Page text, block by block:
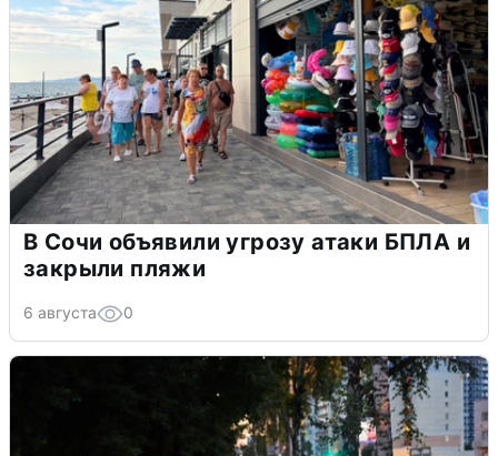
В Сочи объявили угрозу атаки БПЛА и
закрыли пляжи
6 августа 0